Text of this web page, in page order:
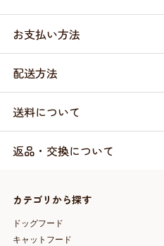
お支払い方法
配送方法
送料について
返品・交換について
カテゴリから探す
ドッグフード
キャットフード